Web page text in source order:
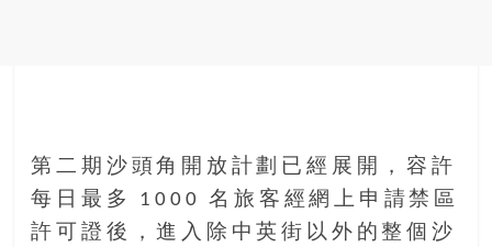
第二期沙頭角開放計劃已經展開，容許
每日最多 1000 名旅客經網上申請禁區
許可證後，進入除中英街以外的整個沙